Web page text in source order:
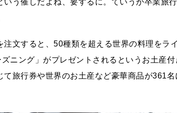
いう催しだよね、要するに。ていうか卒業旅
注文すると、50種類を超える世界の料理をラ
ニング」がプレゼントされるというお土産
て旅行券や世界のお土産など豪華商品が361